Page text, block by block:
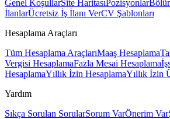
Genel KoşullarSite HaritasıPozisyonlar
İlanlarÜcretsiz İş İlanı VerCV Şablonları
Hesaplama Araçları
Tüm Hesaplama AraçlarıMaaş Hesaplama
Vergisi HesaplamaFazla Mesai Hesaplama
HesaplamaYıllık İzin HesaplamaYıllık İzin
Yardım
Sıkça Sorulan SorularSorum VarÖnerim Var